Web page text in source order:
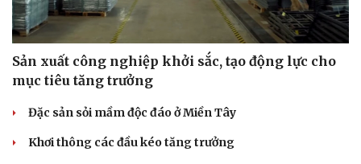
Ăn sạch sống khỏe
Sản xuất công nghiệp khởi sắc, tạo động lực cho
mục tiêu tăng trưởng
Đặc sản sỏi mầm độc đáo ở Miền Tây
Khơi thông các đầu kéo tăng trưởng